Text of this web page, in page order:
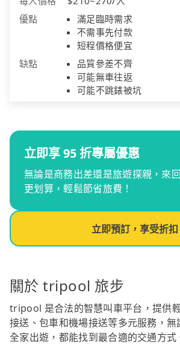
優點
滿足臨時需求
不需事先付款
短程價格便宜
缺點
品質參差不齊
可能無車往返
可能不跳錶被坑
立即享 95 折專屬優惠
無論是商務出差還是旅遊探親，來
更划算，輕鬆節省旅費！
立即預訂，享受折扣
關於 tripool 旅步
tripool 是合法的智慧叫車平台，提供
接送、包車和機場接送等多元服務，
全家出遊，都能找到最合適的交通方式